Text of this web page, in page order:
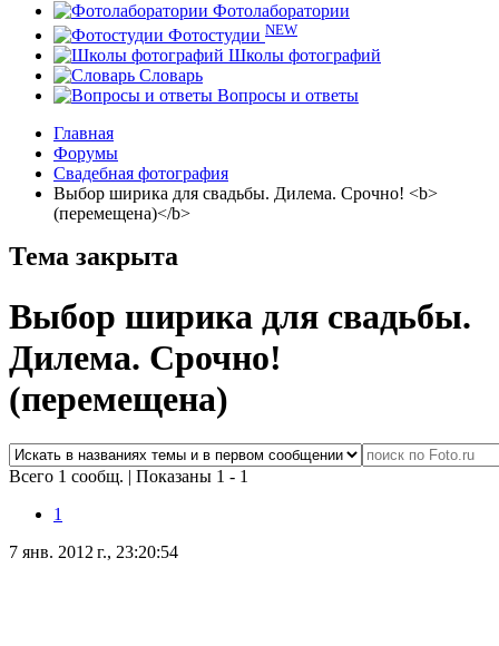
Фотолаборатории
Фотостудии NEW
Школы фотографий
Словарь
Вопросы и ответы
Главная
Форумы
Свадебная фотография
Выбор ширика для свадьбы. Дилема. Срочно! <b>
(перемещена)</b>
Тема закрыта
Выбор ширика для свадьбы.
Дилема. Срочно!
(перемещена)
Всего 1 сообщ. | Показаны 1 - 1
1
7 янв. 2012 г., 23:20:54